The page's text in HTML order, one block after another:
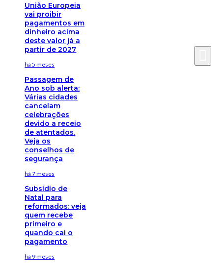
União Europeia
vai proibir
pagamentos em
dinheiro acima
deste valor já a
partir de 2027
há 5 meses
Passagem de
Ano sob alerta:
Várias cidades
cancelam
celebrações
devido a receio
de atentados.
Veja os
conselhos de
segurança
há 7 meses
Subsídio de
Natal para
reformados: veja
quem recebe
primeiro e
quando cai o
pagamento
há 9 meses